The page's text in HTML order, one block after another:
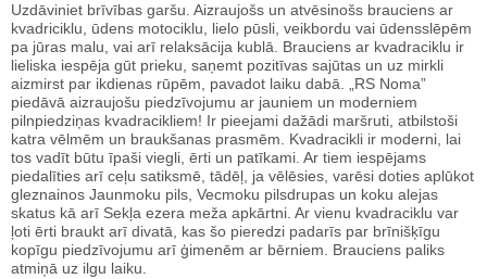
Uzdāviniet brīvības garšu. Aizraujošs un atvēsinošs brauciens ar
kvadriciklu, ūdens motociklu, lielo pūsli, veikbordu vai ūdensslēpēm
pa jūras malu, vai arī relaksācija kublā. Brauciens ar kvadraciklu ir
lieliska iespēja gūt prieku, saņemt pozitīvas sajūtas un uz mirkli
aizmirst par ikdienas rūpēm, pavadot laiku dabā. „RS Noma”
piedāvā aizraujošu piedzīvojumu ar jauniem un moderniem
pilnpiedziņas kvadracikliem! Ir pieejami dažādi maršruti, atbilstoši
katra vēlmēm un braukšanas prasmēm. Kvadracikli ir moderni, lai
tos vadīt būtu īpaši viegli, ērti un patīkami. Ar tiem iespējams
piedalīties arī ceļu satiksmē, tādēļ, ja vēlēsies, varēsi doties aplūkot
gleznainos Jaunmoku pils, Vecmoku pilsdrupas un koku alejas
skatus kā arī Sekļa ezera meža apkārtni. Ar vienu kvadraciklu var
ļoti ērti braukt arī divatā, kas šo pieredzi padarīs par brīnišķīgu
kopīgu piedzīvojumu arī ģimenēm ar bērniem. Brauciens paliks
atmiņā uz ilgu laiku.